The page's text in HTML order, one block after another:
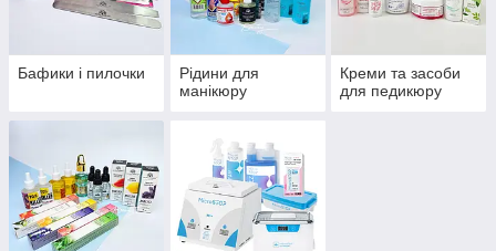
Бафики і пилочки
Рідини для
манікюру
Креми та засоби
для педикюру